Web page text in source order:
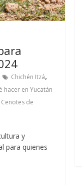
Chichén Itzá,
hacer en Yucatán
de
y
para quienes